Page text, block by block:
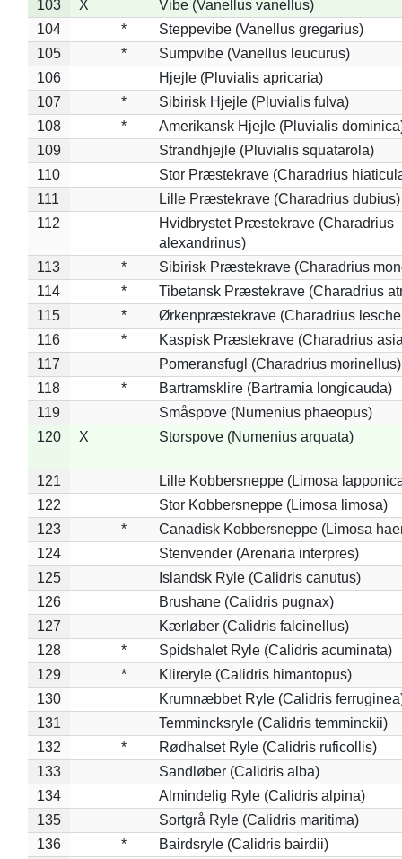
103 X
Vibe (Vanellus vanellus)
104
*
Steppevibe (Vanellus gregarius)
105
*
Sumpvibe (Vanellus leucurus)
106
Hjejle (Pluvialis apricaria)
107
*
Sibirisk Hjejle (Pluvialis fulva)
108
*
Amerikansk Hjejle (Pluvialis
109
Strandhjejle (Pluvialis squatarola)
110
Stor Præstekrave (Charadrius
111
Lille Præstekrave (Charadrius dubius)
112
Hvidbrystet Præstekrave (Charadrius
alexandrinus)
113
*
Sibirisk Præstekrave (Charadrius
114
*
Tibetansk Præstekrave (Charadrius
115
*
Ørkenpræstekrave (Charadrius
116
*
Kaspisk Præstekrave (Charadrius
117
Pomeransfugl (Charadrius morinellus)
118
*
Bartramsklire (Bartramia longicauda)
119
Småspove (Numenius phaeopus)
120
X Storspove (Numenius arquata)
121
Lille Kobbersneppe (Limosa
122
Stor Kobbersneppe (Limosa limosa)
123
*
Canadisk Kobbersneppe (Limosa
124
Stenvender (Arenaria interpres)
125
Islandsk Ryle (Calidris canutus)
126
Brushane (Calidris pugnax)
127
Kærløber (Calidris falcinellus)
128
*
Spidshalet Ryle (Calidris acuminata)
129
*
Klireryle (Calidris himantopus)
130
Krumnæbbet Ryle (Calidris
131
Temmincksryle (Calidris temminckii)
132
*
Rødhalset Ryle (Calidris ruficollis)
133
Sandløber (Calidris alba)
134
Almindelig Ryle (Calidris alpina)
135
Sortgrå Ryle (Calidris maritima)
136
*
Bairdsryle (Calidris bairdii)